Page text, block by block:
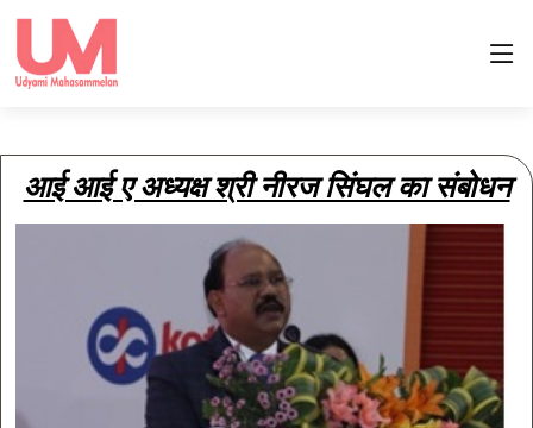
आई आई ए अध्यक्ष श्री नीरज सिंघल का संबोधन